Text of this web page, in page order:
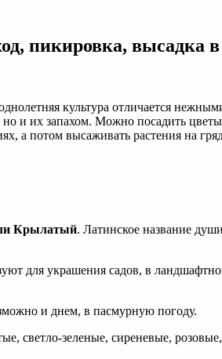
пикировка, высадка
культура отличается
но и их запахом. Можно посадить
а потом высаживать растения на
Крылатый. Латинское название
для украшения садов, в
и днем, в пасмурную погоду.
светло-зеленые, сиреневые,